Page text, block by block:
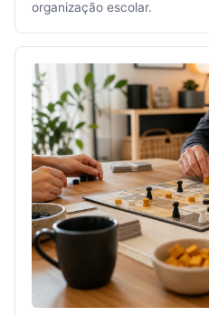
organização escolar.